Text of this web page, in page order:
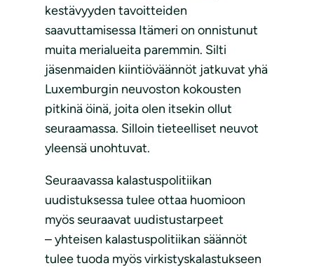
kestävyyden tavoitteiden
saavuttamisessa Itämeri on onnistunut
muita merialueita paremmin. Silti
jäsenmaiden kiintiöväännöt jatkuvat yhä
Luxemburgin neuvoston kokousten
pitkinä öinä, joita olen itsekin ollut
seuraamassa. Silloin tieteelliset neuvot
yleensä unohtuvat.
Seuraavassa kalastuspolitiikan
uudistuksessa tulee ottaa huomioon
myös seuraavat uudistustarpeet
– yhteisen kalastuspolitiikan säännöt
tulee tuoda myös virkistyskalastukseen